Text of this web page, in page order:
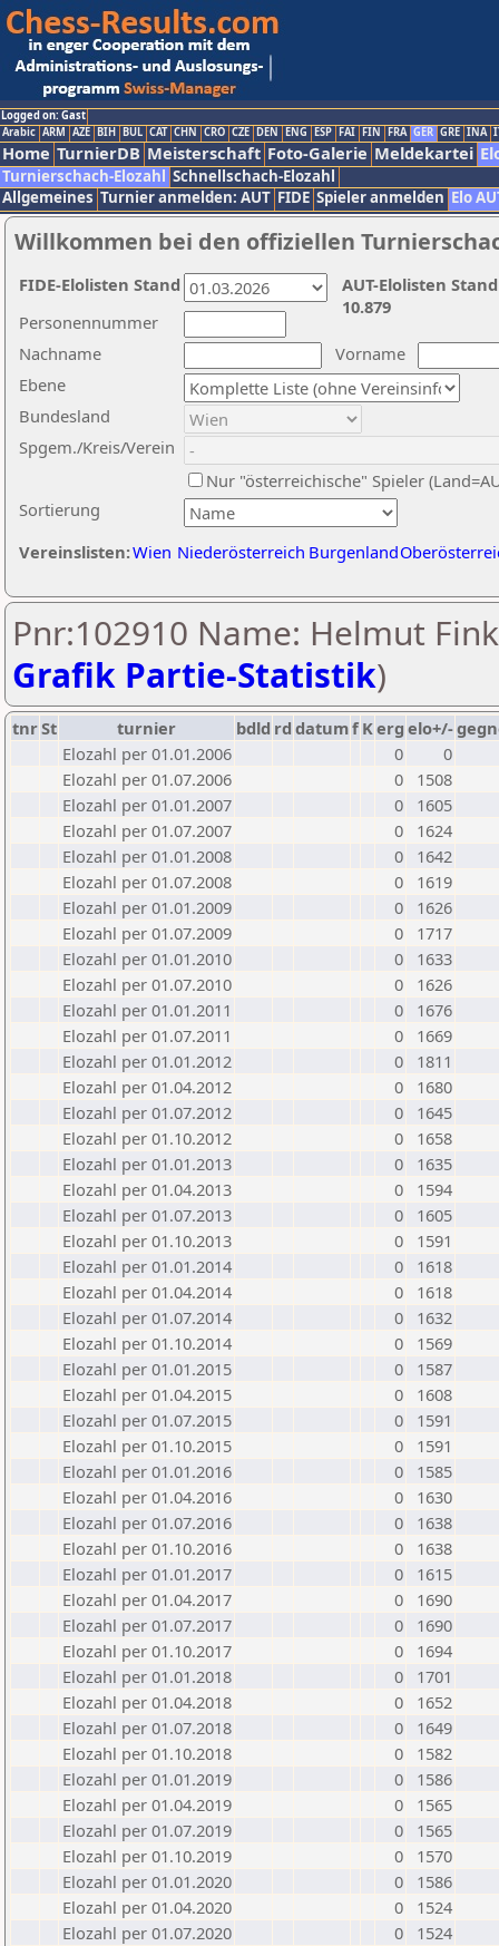
Logged on: Gast
Arabic ARM AZE BIH BUL CAT CHN CRO CZE DEN ENG ESP FAI FIN FRA GER GRE INA
Home TurnierDB Meisterschaft Foto-Galerie Meldekartei
Turnierschach-Elozahl Schnellschach-Elozahl
Allgemeines Turnier anmelden: AUT FIDE Spieler anmelden Elo
Willkommen bei den offiziellen
Nachname
Vorname
Ebene
Sortierung
Personennummer
Bundesland
Spgem./Kreis/Verein
Nur "österreichische" Spieler
Vereinslisten:Wien Niederösterreich Burgenland
AUT-Elolisten
10.879
FIDE-Elolisten Stand
Pnr:102910 Name: Helmut
Grafik Partie-Statistik)
tnrSt turnier bdld rd datumf Kerg elo+/-
Elozahl per 01.01.2006
0
0
Elozahl per 01.07.2006
0
1508
Elozahl per 01.01.2007
0
1605
Elozahl per 01.07.2007
0
1624
Elozahl per 01.01.2008
0
1642
Elozahl per 01.07.2008
0
1619
Elozahl per 01.01.2009
0
1626
Elozahl per 01.07.2009
0
1717
Elozahl per 01.01.2010
0
1633
Elozahl per 01.07.2010
0
1626
Elozahl per 01.01.2011
0
1676
Elozahl per 01.07.2011
0
1669
Elozahl per 01.01.2012
0
1811
Elozahl per 01.04.2012
0
1680
Elozahl per 01.07.2012
0
1645
Elozahl per 01.10.2012
0
1658
Elozahl per 01.01.2013
0
1635
Elozahl per 01.04.2013
0
1594
Elozahl per 01.07.2013
0
1605
Elozahl per 01.10.2013
0
1591
Elozahl per 01.01.2014
0
1618
Elozahl per 01.04.2014
0
1618
Elozahl per 01.07.2014
0
1632
Elozahl per 01.10.2014
0
1569
Elozahl per 01.01.2015
0
1587
Elozahl per 01.04.2015
0
1608
Elozahl per 01.07.2015
0
1591
Elozahl per 01.10.2015
0
1591
Elozahl per 01.01.2016
0
1585
Elozahl per 01.04.2016
0
1630
Elozahl per 01.07.2016
0
1638
Elozahl per 01.10.2016
0
1638
Elozahl per 01.01.2017
0
1615
Elozahl per 01.04.2017
0
1690
Elozahl per 01.07.2017
0
1690
Elozahl per 01.10.2017
0
1694
Elozahl per 01.01.2018
0
1701
Elozahl per 01.04.2018
0
1652
Elozahl per 01.07.2018
0
1649
Elozahl per 01.10.2018
0
1582
Elozahl per 01.01.2019
0
1586
Elozahl per 01.04.2019
0
1565
Elozahl per 01.07.2019
0
1565
Elozahl per 01.10.2019
0
1570
Elozahl per 01.01.2020
0
1586
Elozahl per 01.04.2020
0
1524
Elozahl per 01.07.2020
0
1524